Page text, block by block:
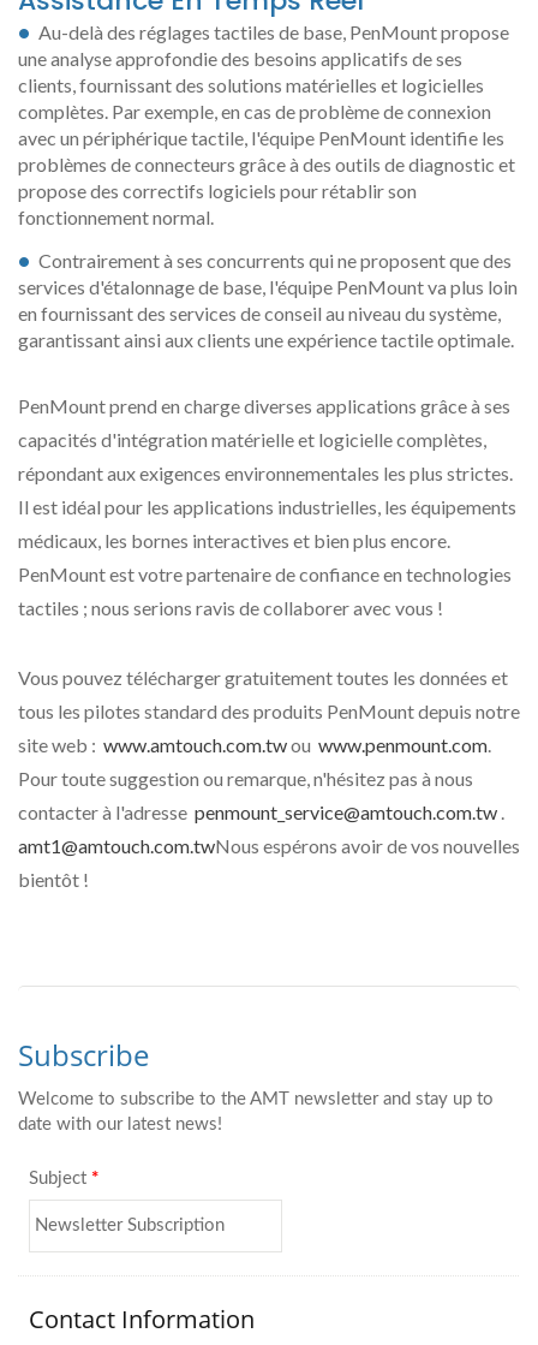
Au-delà des réglages tactiles de base, PenMount propose
une analyse approfondie des besoins applicatifs de ses
clients, fournissant des solutions matérielles et logicielles
complètes. Par exemple, en cas de problème de connexion
avec un périphérique tactile, l'équipe PenMount identifie les
problèmes de connecteurs grâce à des outils de diagnostic et
propose des correctifs logiciels pour rétablir son
fonctionnement normal.
Contrairement à ses concurrents qui ne proposent que des
services d'étalonnage de base, l'équipe PenMount va plus loin
en fournissant des services de conseil au niveau du système,
garantissant ainsi aux clients une expérience tactile optimale.
PenMount prend en charge diverses applications grâce à ses
capacités d'intégration matérielle et logicielle complètes,
répondant aux exigences environnementales les plus strictes.
Il est idéal pour les applications industrielles, les équipements
médicaux, les bornes interactives et bien plus encore.
PenMount est votre partenaire de confiance en technologies
tactiles ; nous serions ravis de collaborer avec vous !
Vous pouvez télécharger gratuitement toutes les données et
tous les pilotes standard des produits PenMount depuis notre
site web : www.amtouch.com.twou www.penmount.com.
Pour toute suggestion ou remarque, n'hésitez pas à nous
contacter à l'adresse penmount_service@amtouch.com.tw .
amt1@amtouch.com.twNous espérons avoir de vos nouvelles
bientôt !